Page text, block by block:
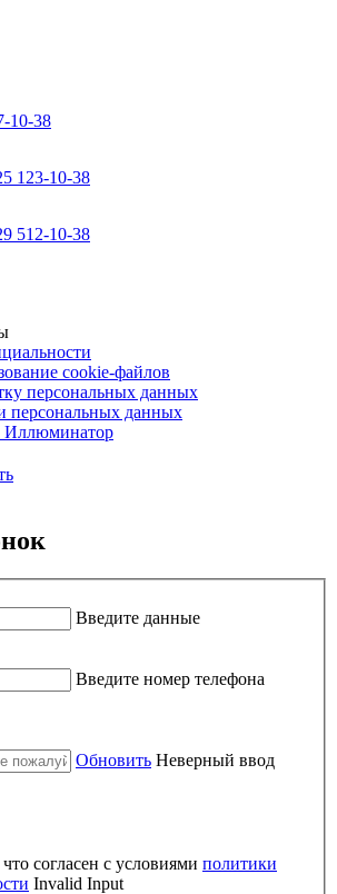
10-38
123-10-38
512-10-38
cookie-файлов
персональных данных
персональных данных
Иллюминатор
Введите данные
Введите номер телефона
Обновить Неверный ввод
согласен с условиями политики
Invalid Input